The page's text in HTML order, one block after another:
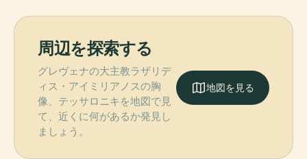
周辺を探索する
グレヴェナの大主教ラザリデ
ィス・アイミリアノスの胸
像、テッサロニキを地図で見
て、近くに何があるか発見し
ましょう。
地図を見る